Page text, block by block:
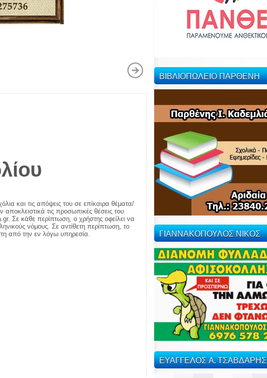
και τις απόψεις του σε επίκαιρα θέματα/
τις προσωπικές θέσεις του
Σε κάθε περίπτωση, ο χρήστης οφείλει να
νόμους. Σε αντίθετη περίπτωση, το
από την εν λόγω υπηρεσία.
ΒΙΒΛΙΟΠΩΛΕΙΟ ΠΑΡΘΕΝΗ
ΓΙΑΝΝΑΚΟΠΟΥΛΟΣ ΝΙΚΟΣ
ΕΥΑΓΓΕΛΟΣ Α. ΤΣΑΒΔΑΡΗΣ